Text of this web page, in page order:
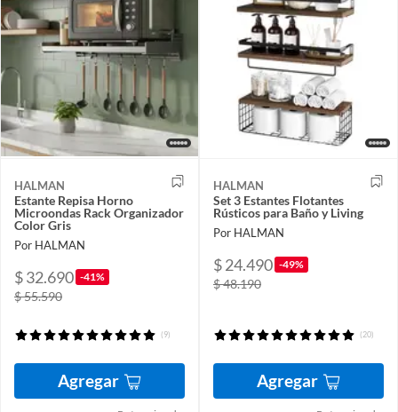
HALMAN
Estante Repisa Horno
Microondas Rack Organizador
Color Gris
Por HALMAN
$ 32.690 -41%
$ 55.590
(9)
Agregar
HALMAN
Set 3 Estantes Flotantes
Rústicos para Baño y Living
Por HALMAN
$ 24.490 -49%
$ 48.190
(20)
Agregar